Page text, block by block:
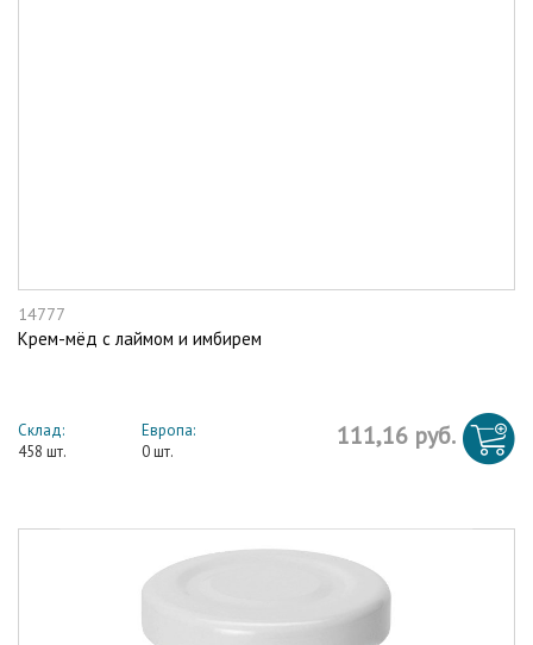
14777
Крем-мёд с лаймом и имбирем
Склад:
458 шт.
Европа:
0 шт.
111,16 руб.